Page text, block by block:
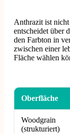
Anthrazit ist
entscheidet über
den Farbton in
zwischen einer
Fläche wählen
Oberfläche
Woodgrain
(strukturiert)